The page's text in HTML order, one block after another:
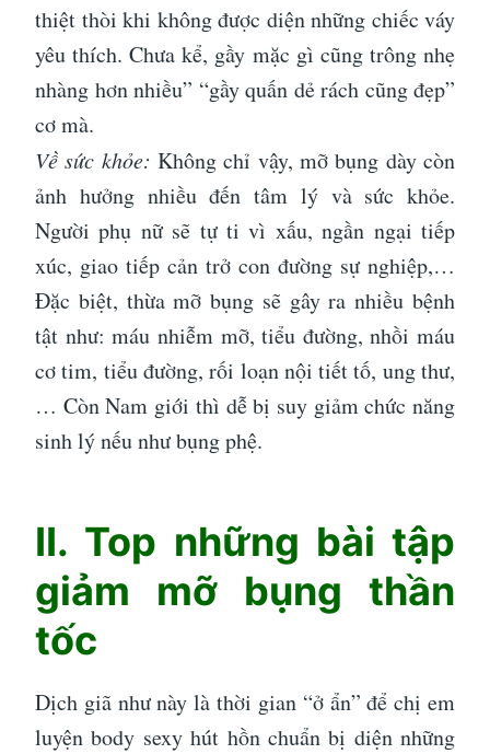
thiệt thòi khi không được diện những chiếc váy
yêu thích. Chưa kể, gầy mặc gì cũng trông nhẹ
nhàng hơn nhiều” “gầy quấn dẻ rách cũng đẹp”
cơ mà.
Về sức khỏe: Không chỉ vậy, mỡ bụng dày còn
ảnh hưởng nhiều đến tâm lý và sức khỏe.
Người phụ nữ sẽ tự ti vì xấu, ngần ngại tiếp
xúc, giao tiếp cản trở con đường sự nghiệp,…
Đặc biệt, thừa mỡ bụng sẽ gây ra nhiều bệnh
tật như: máu nhiễm mỡ, tiểu đường, nhồi máu
cơ tim, tiểu đường, rối loạn nội tiết tố, ung thư,
… Còn Nam giới thì dễ bị suy giảm chức năng
sinh lý nếu như bụng phệ.
II. Top những bài tập
giảm mỡ bụng thần
tốc
Dịch giã như này là thời gian “ở ẩn” để chị em
luyện body sexy hút hồn chuẩn bị diện những